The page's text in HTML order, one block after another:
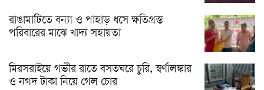
রাঙামাটিতে বন্যা ও পাহাড় ধসে ক্ষতিগ্রস্ত
পরিবারের মাঝে খাদ্য সহায়তা
মিরসরাইয়ে গভীর রাতে বসতঘরে চুরি, স্বর্ণালঙ্কার
ও নগদ টাকা নিয়ে গেল চোর